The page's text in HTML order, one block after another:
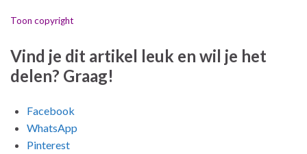
Toon copyright
Vind je dit artikel leuk en wil je het
delen? Graag!
Facebook
WhatsApp
Pinterest